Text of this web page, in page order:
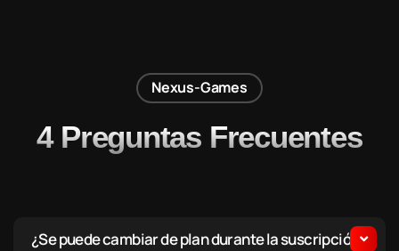
Nexus-Games
4 Preguntas Frecuentes
¿Se puede cambiar de plan durante la suscripción?